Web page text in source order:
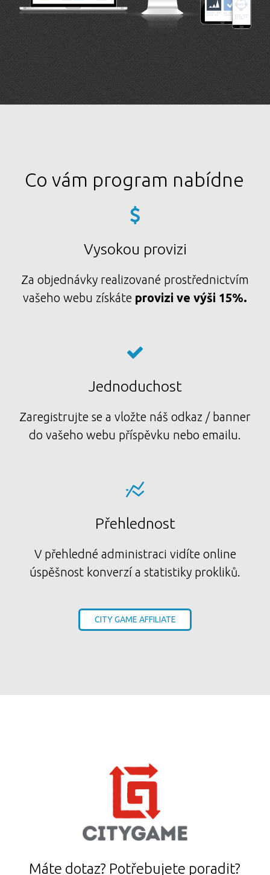
Co vám program nabídne
Vysokou provizi
Za objednávky realizované prostřednictvím
vašeho webu získáte provizi ve výši 15%.
Jednoduchost
Zaregistrujte se a vložte náš odkaz / banner
do vašeho webu příspěvku nebo emailu.
Přehlednost
V přehledné administraci vidíte online
úspěšnost konverzí a statistiky prokliků.
CITY GAME AFFILIATE
Máte dotaz? Potřebujete poradit?